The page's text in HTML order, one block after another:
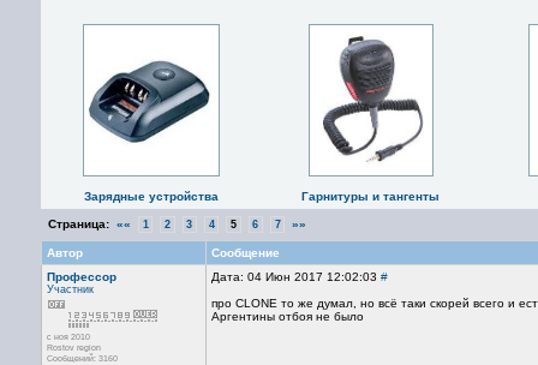
Зарядные устройства Гарнитуры и тангенты
Страница: «« 1 2 3 4 5 6 7 »»
Автор
Сообщение
Профессор
Участник
с ноя 2010
Rostov region
Сообщений: 3160
Дата: 04 Июн 2017 12:02:03 #
про CLONE то же думал, но всё таки скорей всего и
Аргентины отбоя не было